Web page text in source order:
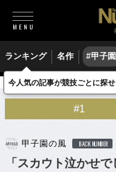
ランキング 名作 #甲子園
野球 高校野球 ドラフト
#1
甲子園の風 BACK NUMBER
「スカウト泣かせ
今人気の記事が競技ごとに探